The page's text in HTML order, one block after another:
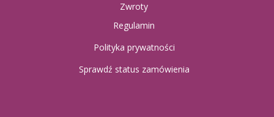
Zwroty
Regulamin
Polityka prywatności
Sprawdź status zamówienia